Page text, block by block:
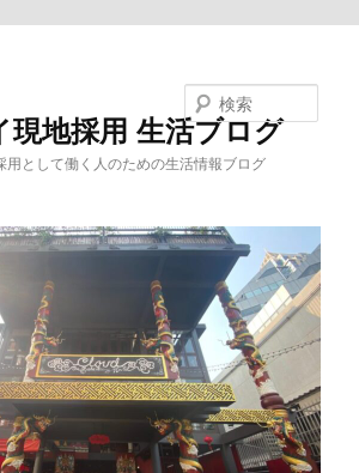
現地採用 生活ブログ
用として働く人のための生活情報ブログ